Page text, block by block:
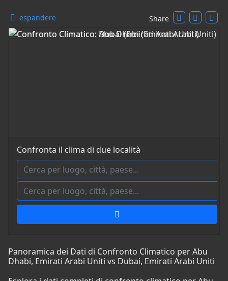
espandere Share
Confronta il clima di due località
Panoramica dei Dati di Confronto Climatico per Abu
Dhabi, Emirati Arabi Uniti vs Dubai, Emirati Arabi Uniti